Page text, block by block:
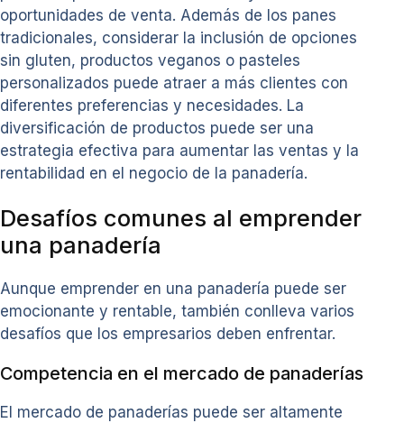
oportunidades de venta. Además de los panes
tradicionales, considerar la inclusión de opciones
sin gluten, productos veganos o pasteles
personalizados puede atraer a más clientes con
diferentes preferencias y necesidades. La
diversificación de productos puede ser una
estrategia efectiva para aumentar las ventas y la
rentabilidad en el negocio de la panadería.
Desafíos comunes al emprender
una panadería
Aunque emprender en una panadería puede ser
emocionante y rentable, también conlleva varios
desafíos que los empresarios deben enfrentar.
Competencia en el mercado de panaderías
El mercado de panaderías puede ser altamente